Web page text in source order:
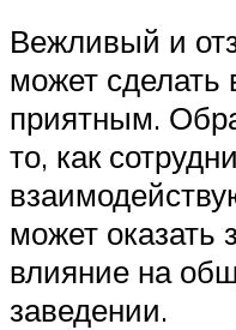
Вежливый и
может сделать
приятным.
то, как
может оказать
влияние на
заведении.